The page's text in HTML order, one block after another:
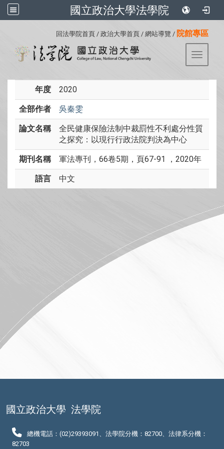
國立政治大學法學院
回法學院首頁 / 政治大學首頁 / 網站導覽 / 院館專區
Toggle
年度 2020
全部作者 吳秦雯
論文名稱
全民健康保險法制中裁罰性不利處分性質
之探究：以現行行政法院判決為中心
期刊名稱 軍法專刊，66卷5期，頁67-91 ，2020年
語言 中文
國立政治大學 法學院
總機電話：(02)29393091、法學院分機：82700、法律系分機：
82703